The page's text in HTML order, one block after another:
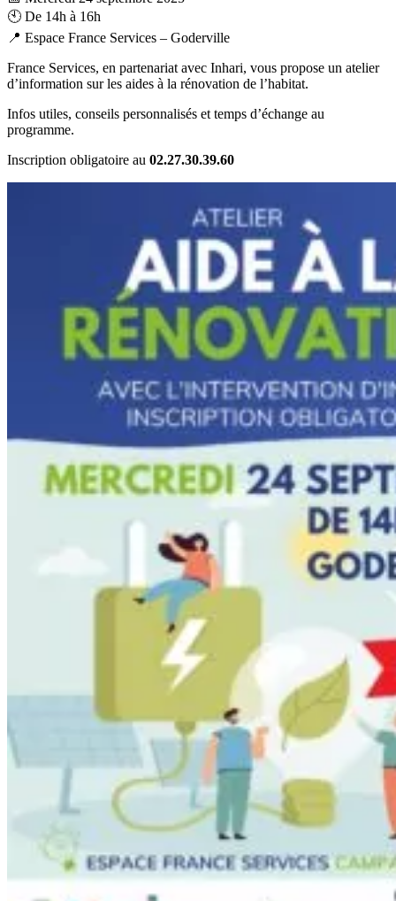
🕙 De 14h à 16h
📍 Espace France Services – Goderville
France Services, en partenariat avec Inhari, vous propose un atelier
d’information sur les aides à la rénovation de l’habitat.
Infos utiles, conseils personnalisés et temps d’échange au
programme.
Inscription obligatoire au 02.27.30.39.60